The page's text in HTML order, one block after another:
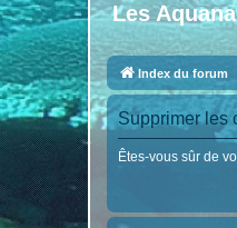
Les
Index du forum
Supprimer les
Êtes-vous sûr de